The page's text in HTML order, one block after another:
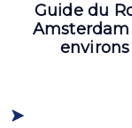
Guide du
Amsterdam